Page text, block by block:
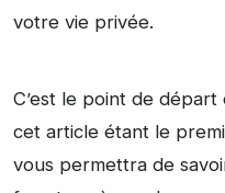
votre vie privée.
C’est le point de départ
cet article étant le
vous permettra de